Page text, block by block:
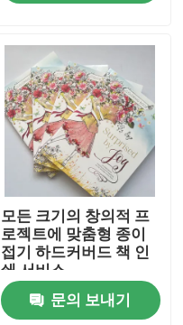
모든 크기의 창의적 프
로젝트에 맞춤형 종이
접기 하드커버드 책 인
쇄 서비스
문의 보내기